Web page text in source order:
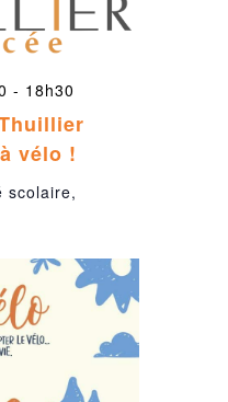
vélo !
- 18h30
scolaire,